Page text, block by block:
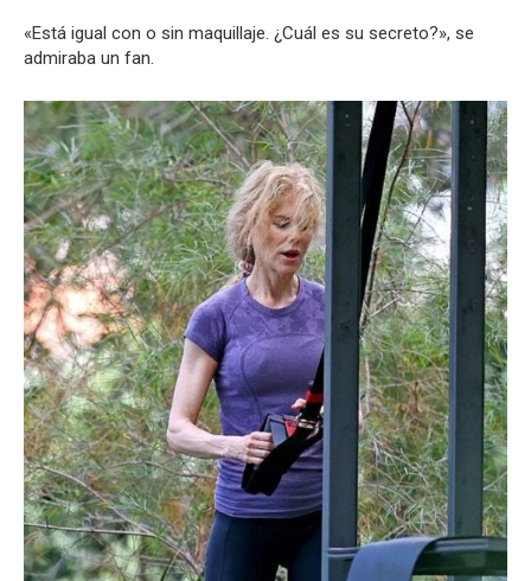
«Está igual con o sin maquillaje. ¿Cuál es su secreto?», se
admiraba un fan.